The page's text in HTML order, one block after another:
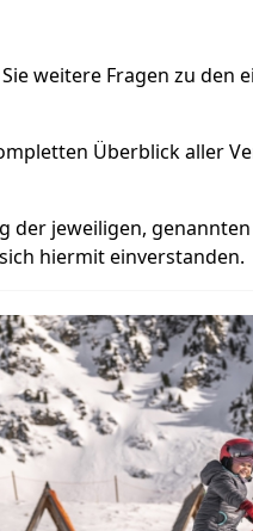
weitere Fragen zu den
Überblick aller
jeweiligen,
hiermit einverstanden.